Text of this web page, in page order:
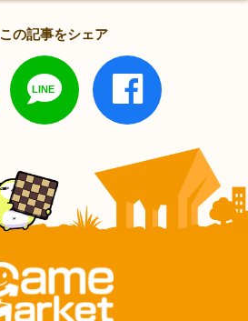
この記事をシェア